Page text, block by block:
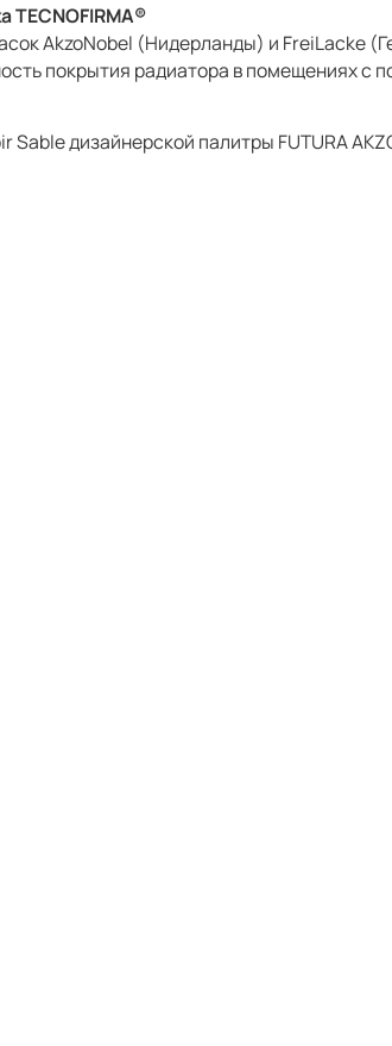
TECNOFIRMA®
AkzoNobel (Нидерланды) и FreiLacke
покрытия радиатора в помещениях с
Sable дизайнерской палитры FUTURA